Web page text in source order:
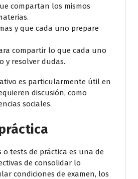
compartan los mismos
y que cada uno prepare
compartir lo que cada uno
y resolver dudas.
es particularmente útil en
discusión, como
sociales.
o tests de práctica es una de
de consolidar lo
condiciones de examen, los